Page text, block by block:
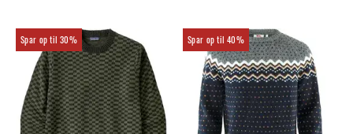
30% 40%